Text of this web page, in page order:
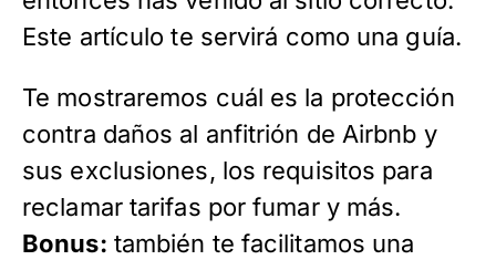
Este artículo te servirá como una guía.
Te mostraremos cuál es la protección
contra daños al anfitrión de Airbnb y
sus exclusiones, los requisitos para
reclamar tarifas por fumar y más.
Bonus: también te facilitamos una